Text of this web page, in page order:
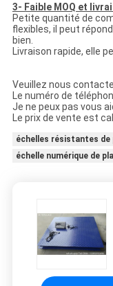
3- Faible MOQ et
Petite quantité de
flexibles, il peut
bien.
Livraison rapide, elle
Veuillez nous
Le numéro de
Je ne peux pas vous
Le prix de vente est
échelles résistantes de
échelle numérique de